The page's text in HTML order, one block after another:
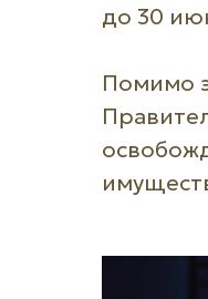
до 30
Помимо